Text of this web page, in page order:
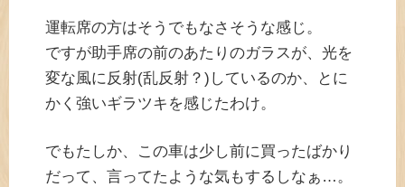
運転席の方はそうでもなさそうな感じ。
ですが助手席の前のあたりのガラスが、光を
変な風に反射(乱反射？)しているのか、とに
かく強いギラツキを感じたわけ。
でもたしか、この車は少し前に買ったばかり
だって、言ってたような気もするしなぁ…。